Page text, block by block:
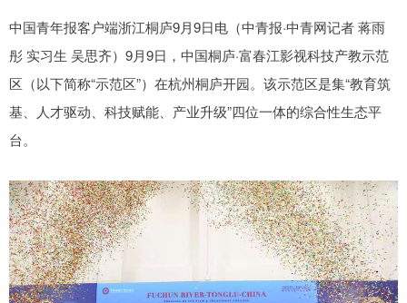
中国青年报客户端浙江桐庐9月9日电（中青报·中青网记者 蒋雨
彤 实习生 吴思齐）9月9日，中国桐庐·富春江影视科技产教示范
区（以下简称“示范区”）在杭州桐庐开园。该示范区是集“教育筑
基、人才驱动、科技赋能、产业升级”四位一体的综合性生态平
台。